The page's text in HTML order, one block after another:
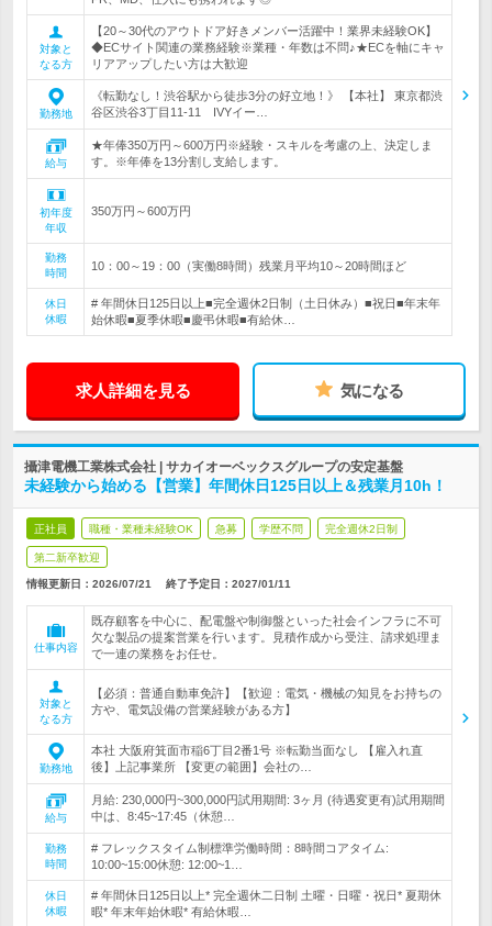
対象と
なる方
【20～30代のアウトドア好きメンバー活躍中！業界未経験OK】
◆ECサイト関連の業務経験※業種・年数は不問♪★ECを軸にキャ
リアアップしたい方は大歓迎
勤務地
《転勤なし！渋谷駅から徒歩3分の好立地！》 【本社】 東京都渋
谷区渋谷3丁目11‐11 IVYイー…
給与
★年俸350万円～600万円※経験・スキルを考慮の上、決定しま
す。※年俸を13分割し支給します。
初年度
年収
350万円～600万円
勤務
時間
10：00～19：00（実働8時間）残業月平均10～20時間ほど
休日
休暇
# 年間休日125日以上■完全週休2日制（土日休み）■祝日■年末年
始休暇■夏季休暇■慶弔休暇■有給休…
求人詳細を見る 気になる
攝津電機工業株式会社 | サカイオーベックスグループの安定基盤
未経験から始める【営業】年間休日125日以上＆残業月10h！
正社員 職種・業種未経験OK 急募 学歴不問 完全週休2日制
第二新卒歓迎
情報更新日：2026/07/21 終了予定日： 2027/01/11
仕事内容
既存顧客を中心に、配電盤や制御盤といった社会インフラに不可
欠な製品の提案営業を行います。見積作成から受注、請求処理ま
で一連の業務をお任せ。
対象と
なる方
【必須：普通自動車免許】【歓迎：電気・機械の知見をお持ちの
方や、電気設備の営業経験がある方】
勤務地
本社 大阪府箕面市稲6丁目2番1号 ※転勤当面なし 【雇入れ直
後】上記事業所 【変更の範囲】会社の…
給与
月給: 230,000円~300,000円試用期間: 3ヶ月 (待遇変更有)試用期間
中は、8:45~17:45（休憩…
勤務
時間
# フレックスタイム制標準労働時間：8時間コアタイム:
10:00~15:00休憩: 12:00~1…
休日
休暇
# 年間休日125日以上* 完全週休二日制 土曜・日曜・祝日* 夏期休
暇* 年末年始休暇* 有給休暇…